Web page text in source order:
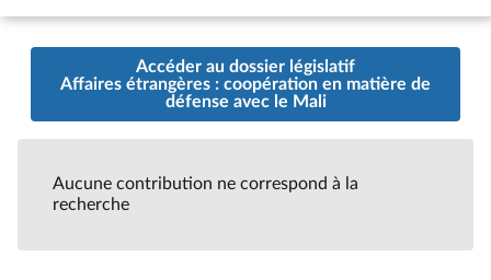
Accéder au dossier législatif
Affaires étrangères : coopération en matière de
défense avec le Mali
Aucune contribution ne correspond à la
recherche